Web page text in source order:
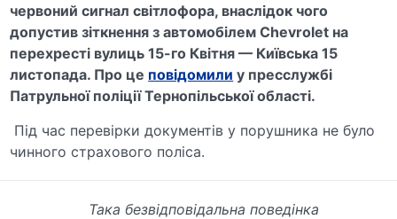
червоний сигнал світлофора, внаслідок чого
допустив зіткнення з автомобілем Chevrolet на
перехресті вулиць 15-го Квітня — Київська 15
листопада. Про це повідомили у пресслужбі
Патрульної поліції Тернопільської області.
Під час перевірки документів у порушника не було
чинного страхового поліса.
Така безвідповідальна поведінка